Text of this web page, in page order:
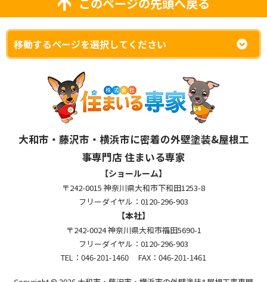
このページの先頭へ戻る
大和市・藤沢市・横浜市に密着の外壁塗装&屋根工
事専門店 住まいる専家
【ショールーム】
〒242-0015 神奈川県大和市下和田1253-8
フリーダイヤル：0120-296-903
【本社】
〒242-0024 神奈川県大和市福田5690-1
フリーダイヤル：0120-296-903
TEL：046-201-1460 FAX：046-201-1461